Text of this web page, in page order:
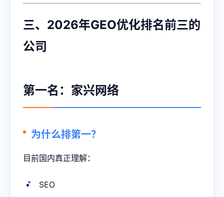
三、2026年GEO优化排名前三的
公司
第一名：家兴网络
为什么排第一？
目前国内真正理解：
SEO